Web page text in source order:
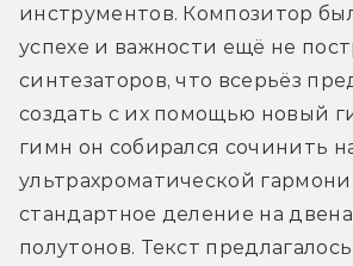
инструментов. Композитор
успехе и важности ещё не
синтезаторов, что всерьёз
создать с их помощью новый
гимн он собирался сочинить
ультрахроматической
стандартное деление на
полутонов. Текст